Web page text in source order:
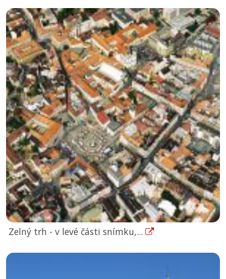
Zelný trh - v levé části snímku,...